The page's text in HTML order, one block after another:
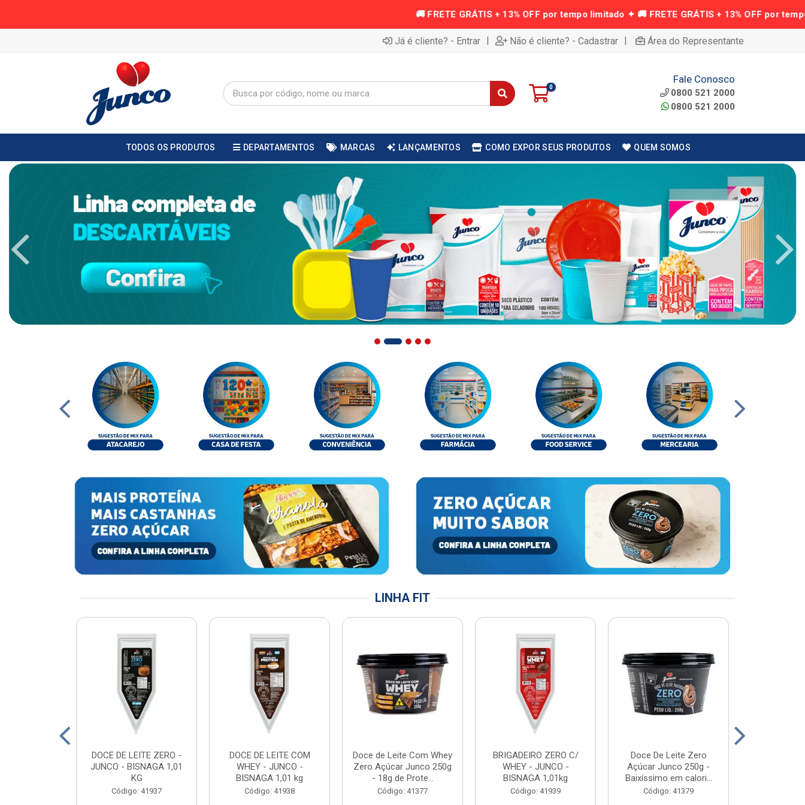
Já é cliente? - Entrar | Não é cliente? - Cadastrar | Área do Representante
0
Fale Conosco
0800 521 2000
0800 521 2000
TODOS OS PRODUTOS DEPARTAMENTOS MARCAS LANÇAMENTOS COMO EXPOR SEUS PRODUTOS QUEM SOMOS
LINHA FIT
DOCE DE LEITE ZERO -
JUNCO - BISNAGA 1,01
KG
Código: 41937
DOCE DE LEITE COM
WHEY - JUNCO -
BISNAGA 1,01 kg
Código: 41938
Doce de Leite Com Whey
Zero Açúcar Junco 250g
- 18g de Prote...
Código: 41377
BRIGADEIRO ZERO C/
WHEY - JUNCO -
BISNAGA 1,01kg
Código: 41939
Doce De Leite Zero
Açúcar Junco 250g -
Baixíssimo em calori...
Código: 41379